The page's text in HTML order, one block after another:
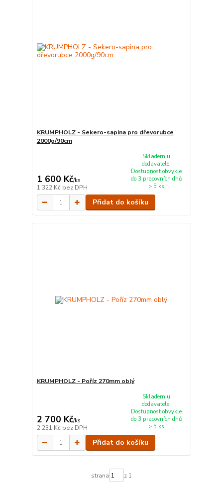
KRUMPHOLZ - Sekero-sapina pro dřevorubce
2000g/90cm
1 600 Kč/ks
1 322 Kč bez DPH
Skladem u
dodavatele.
Dostupnost obvykle
do 3 pracovních dnů
> 5 ks
Přidat do košíku
KRUMPHOLZ - Poříz 270mm oblý
2 700 Kč/ks
2 231 Kč bez DPH
Skladem u
dodavatele.
Dostupnost obvykle
do 3 pracovních dnů
> 5 ks
Přidat do košíku
strana z 1